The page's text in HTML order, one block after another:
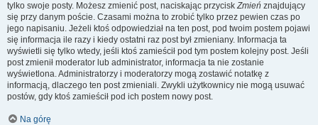
tylko swoje posty. Możesz zmienić post, naciskając przyciskZmień znajdujący
się przy danym poście. Czasami można to zrobić tylko przez pewien czas po
jego napisaniu. Jeżeli ktoś odpowiedział na ten post, pod twoim postem pojawi
się informacja ile razy i kiedy ostatni raz post był zmieniany. Informacja ta
wyświetli się tylko wtedy, jeśli ktoś zamieścił pod tym postem kolejny post. Jeśli
post zmienił moderator lub administrator, informacja ta nie zostanie
wyświetlona. Administratorzy i moderatorzy mogą zostawić notatkę z
informacją, dlaczego ten post zmieniali. Zwykli użytkownicy nie mogą usuwać
postów, gdy ktoś zamieścił pod ich postem nowy post.
Na górę